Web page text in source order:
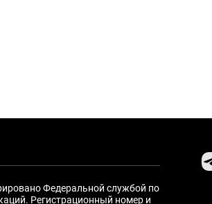
Федеральной службой по
Регистрационный номер и